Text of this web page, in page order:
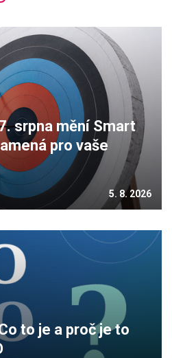
srpna mění Smart
pro vaše
5. 8. 2026
to je a proč je to